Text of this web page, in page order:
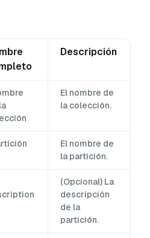
Descripción
El nombre de
la colección.
El nombre de
la partición.
(Opcional) La
descripción
de la
partición.